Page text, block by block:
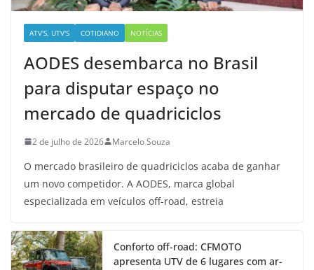
ATV'S, UTV'S COTIDIANO NOTÍCIAS
AODES desembarca no Brasil
para disputar espaço no
mercado de quadriciclos
2 de julho de 2026 Marcelo Souza
O mercado brasileiro de quadriciclos acaba de ganhar
um novo competidor. A AODES, marca global
especializada em veículos off-road, estreia
Conforto off-road: CFMOTO
apresenta UTV de 6 lugares com ar-